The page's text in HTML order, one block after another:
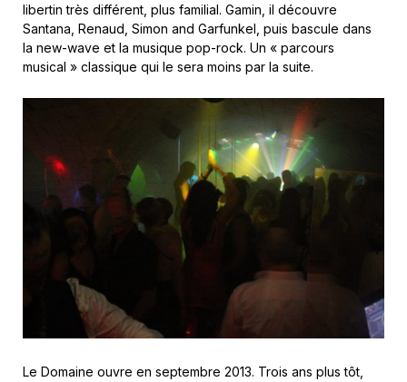
libertin très différent, plus familial. Gamin, il découvre
Santana, Renaud, Simon and Garfunkel, puis bascule dans
la new-wave et la musique pop-rock. Un « parcours
musical » classique qui le sera moins par la suite.
Le Domaine ouvre en septembre 2013. Trois ans plus tôt,